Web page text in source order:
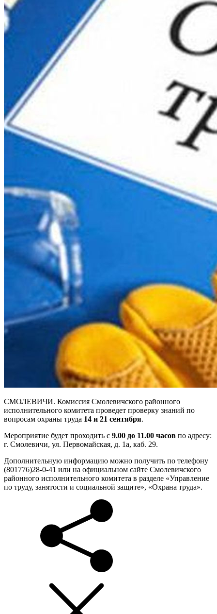
СМОЛЕВИЧИ. Комиссия Смолевичского районного
исполнительного комитета проведет проверку знаний по
вопросам охраны труда 14 и 21 сентября.
Мероприятие будет проходить с 9.00 до 11.00 часов по адресу:
г. Смолевичи, ул. Первомайская, д. 1а, каб. 29.
Дополнительную информацию можно получить по телефону
(801776)28-0-41 или на официальном сайте Смолевичского
районного исполнительного комитета в разделе «Управление
по труду, занятости и социальной защите», «Охрана труда».